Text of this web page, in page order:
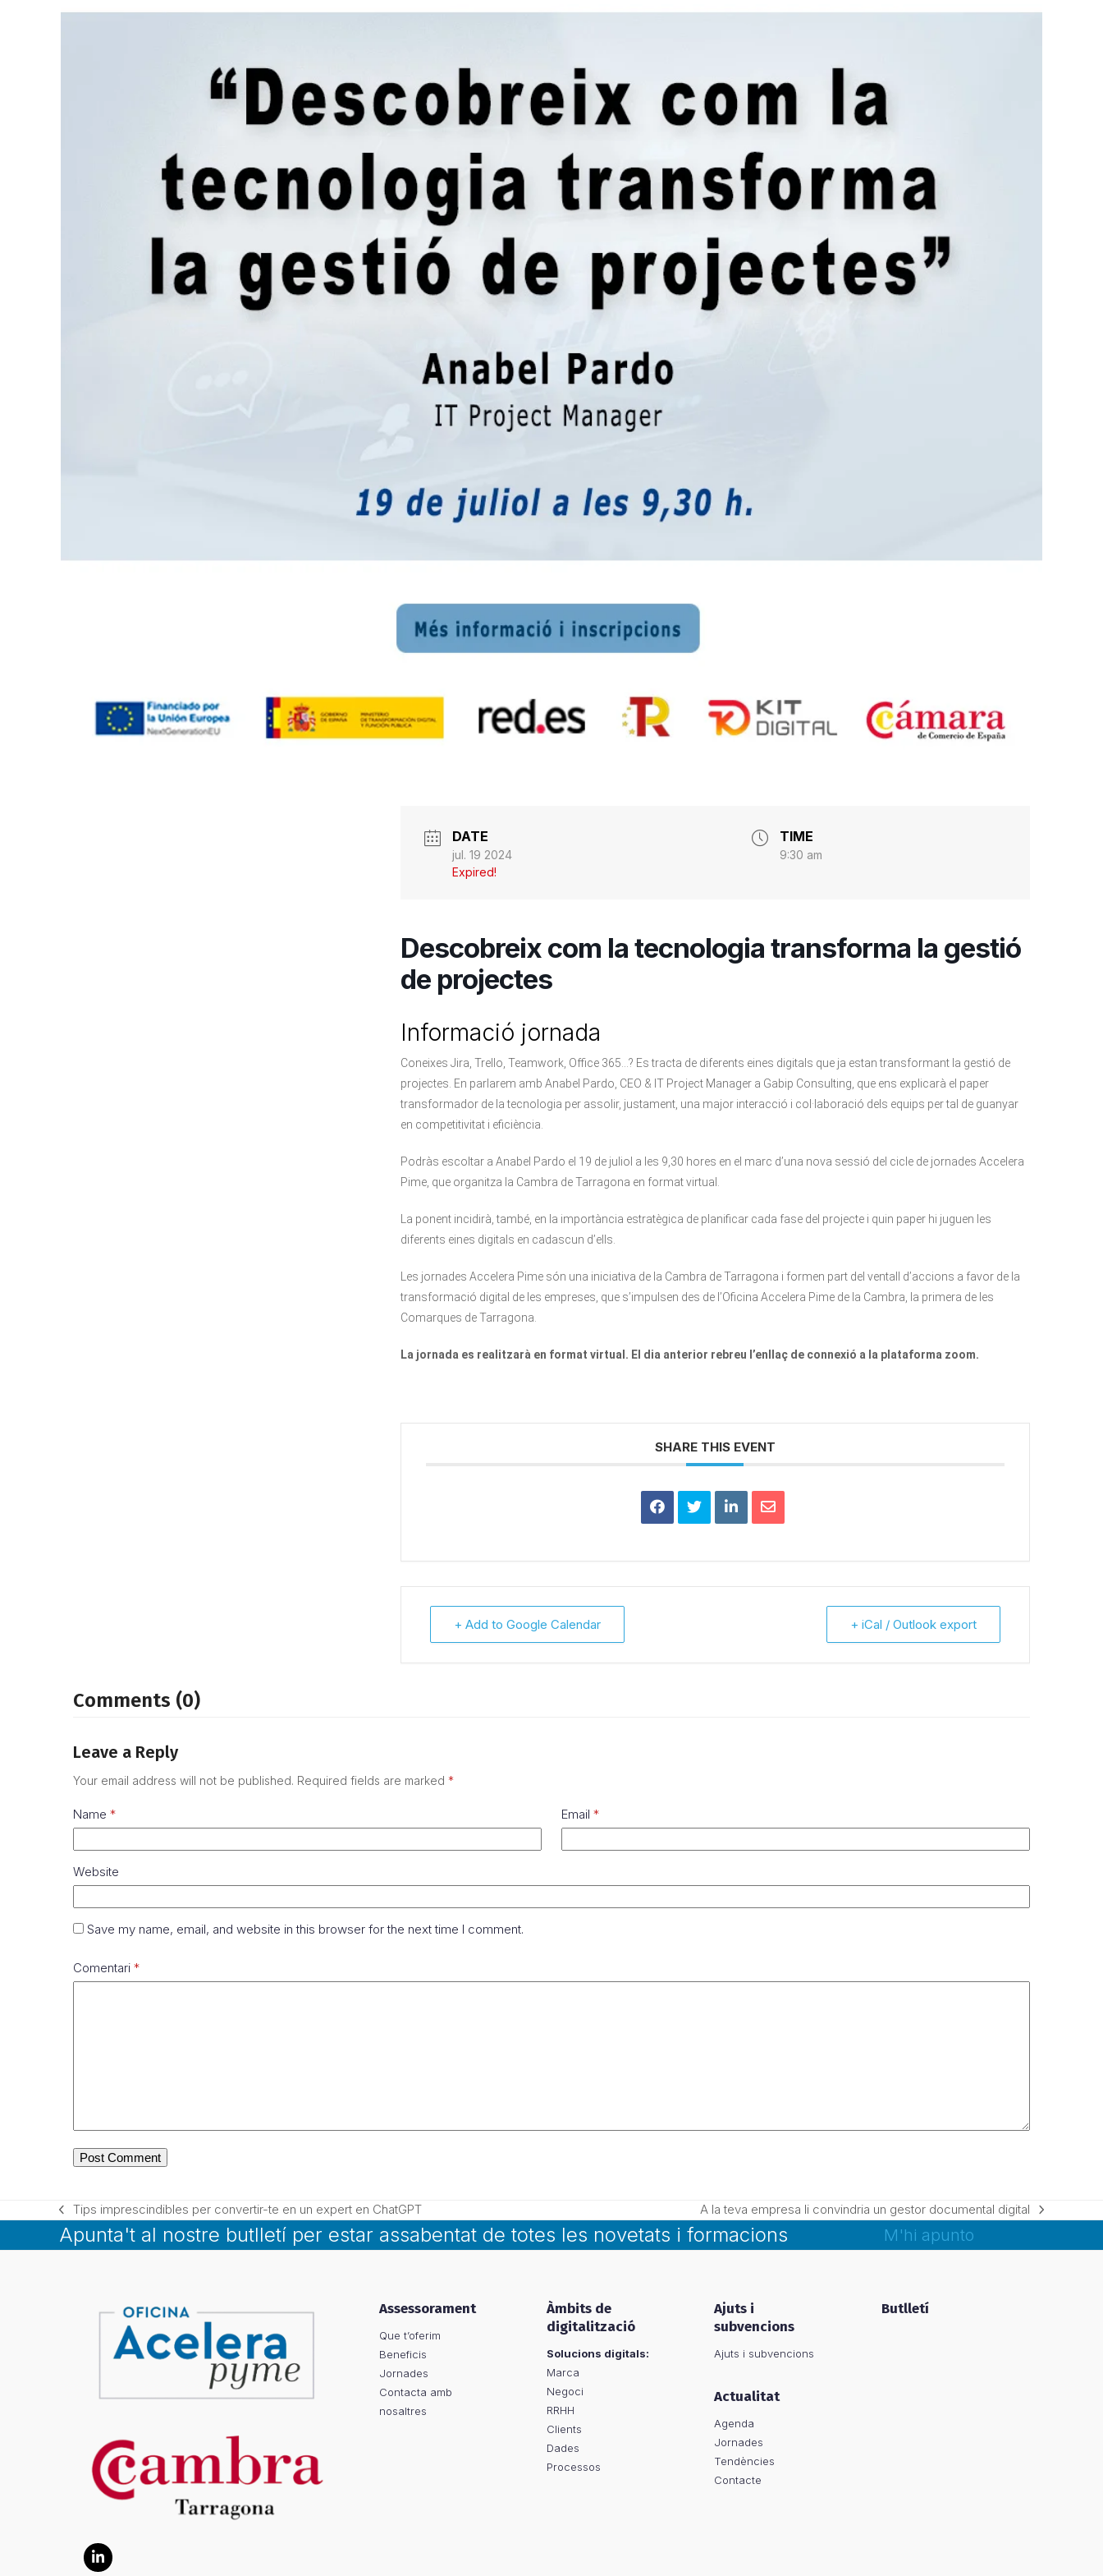
DATE
jul. 19 2024
Expired!
TIME
9:30 am
Descobreix com la tecnologia transforma la gestió
de projectes
Informació jornada
Coneixes Jira, Trello, Teamwork, Office 365…? Es tracta de diferents eines digitals que ja estan transformant la gestió de
projectes. En parlarem amb Anabel Pardo, CEO & IT Project Manager a Gabip Consulting, que ens explicarà el paper
transformador de la tecnologia per assolir, justament, una major interacció i col·laboració dels equips per tal de guanyar
en competitivitat i eficiència.
Podràs escoltar a Anabel Pardo el 19 de juliol a les 9,30 hores en el marc d’una nova sessió del cicle de jornades Accelera
Pime, que organitza la Cambra de Tarragona en format virtual.
La ponent incidirà, també, en la importància estratègica de planificar cada fase del projecte i quin paper hi juguen les
diferents eines digitals en cadascun d’ells.
Les jornades Accelera Pime són una iniciativa de la Cambra de Tarragona i formen part del ventall d’accions a favor de la
transformació digital de les empreses, que s’impulsen des de l’Oficina Accelera Pime de la Cambra, la primera de les
Comarques de Tarragona.
La jornada es realitzarà en format virtual. El dia anterior rebreu l’enllaçde connexió a la plataforma zoom.
SHARE THIS EVENT
+ Add to Google Calendar + iCal / Outlook export
Comments (0)
Leave a Reply
Your email address will not be published. Required fields are marked *
Name * Email *
Website
Save my name, email, and website in this browser for the next time I comment.
Comentari *
previous
post:
Tips imprescindibles per convertir-te en un expert en ChatGPT
next
post:
A la teva empresa li convindria un gestor documental digital
Apunta't al nostre butlletí per estar assabentat de totes les novetats i formacions M'hi apunto
LinkedIn
Assessorament
Que t’oferim
Beneficis
Jornades
Contacta amb
nosaltres
Àmbits de
digitalització
Solucions digitals:
Marca
Negoci
RRHH
Clients
Dades
Processos
Ajuts i
subvencions
Ajuts i subvencions
Actualitat
Agenda
Jornades
Tendències
Contacte
Butlletí